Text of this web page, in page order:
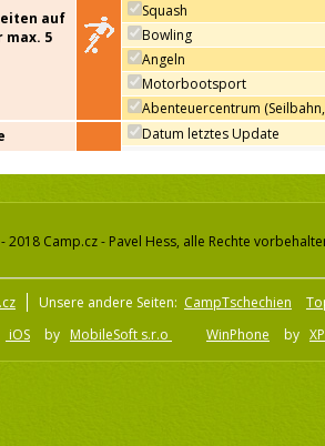
auf
max. 5
Squash
Bowling
Angeln
Motorbootsport
Abenteuercentrum
Datum letztes Update
Camp.cz - Pavel Hess, alle Rechte
Unsere andere Seiten: CampTschechien
iOS by MobileSoft s.r.o WinPhone by